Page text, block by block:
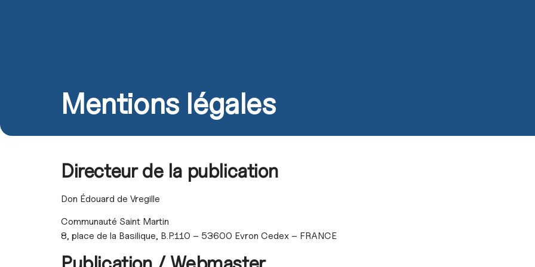
Mentions légales
Directeur de la publication
Don Édouard de Vregille
Communauté Saint Martin
8, place de la Basilique, B.P.110 – 53600 Evron Cedex – FRANCE